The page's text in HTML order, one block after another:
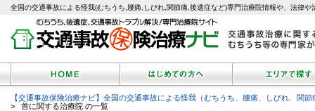
全国の交通事故による怪我(むちうち,腰痛,しびれ,関節痛,後遺症など)専門治療院情報や、法律
【交通事故保険治療ナビ】全国の交通事故による怪我（むちうち、腰痛、しびれ、関
> 首に関する治療院 の一覧